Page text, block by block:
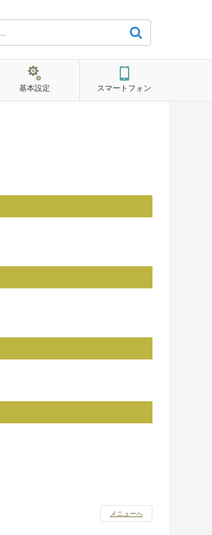
基本設定 スマートフォン
メニューへ